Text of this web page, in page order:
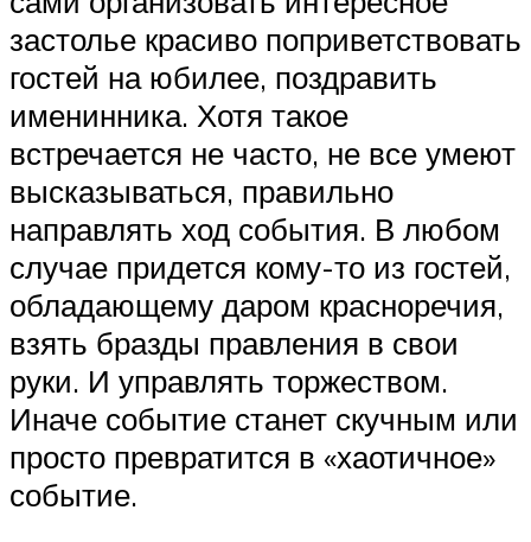
застолье красиво поприветствовать
гостей на юбилее, поздравить
именинника. Хотя такое
встречается не часто, не все умеют
высказываться, правильно
направлять ход события. В любом
случае придется кому-то из гостей,
обладающему даром красноречия,
взять бразды правления в свои
руки. И управлять торжеством.
Иначе событие станет скучным или
просто превратится в «хаотичное»
событие.